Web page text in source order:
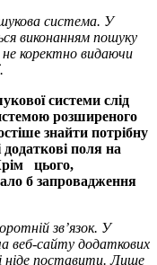
система. У
виконанням пошуку
коректно видаючи
системи слід
розширеного
знайти потрібну
поля на
цього,
б запровадження
зв’язок. У
веб-сайту додаткових
ніде поставити. Лише